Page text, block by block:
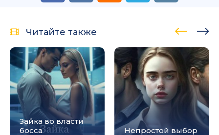
Читайте также
Зайка во власти
босса
Непростой выбор